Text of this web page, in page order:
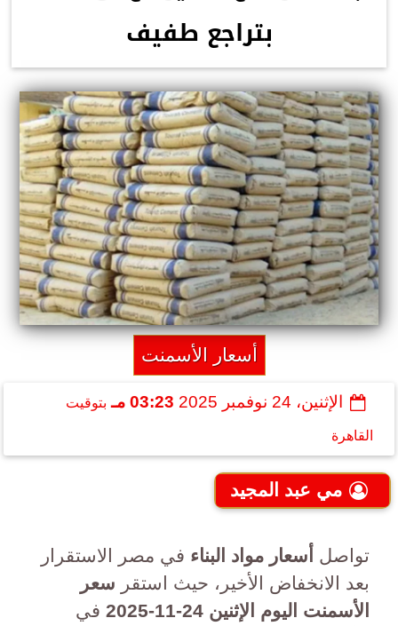
بتراجع طفيف
أسعار الأسمنت
الإثنين، 24 نوفمبر 2025 03:23 مـ بتوقيت
القاهرة
مي عبد المجيد
تواصل أسعار مواد البناء في مصر الاستقرار
بعد الانخفاض الأخير، حيث استقر سعر
الأسمنت اليوم الإثنين 24-11-2025
في